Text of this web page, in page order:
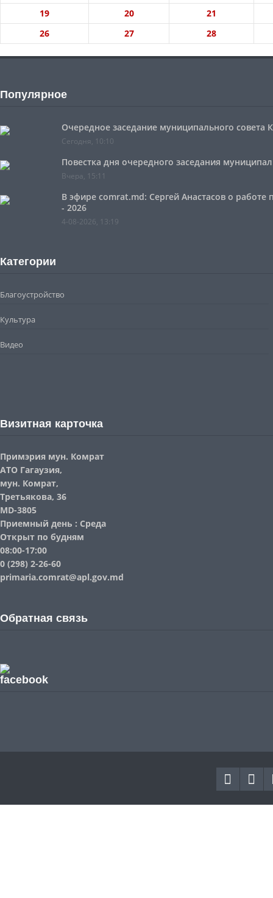
19
20
21
26
27 28
Популярное
Очередное заседание муниципального совета
Сегодня, 10:10
Повестка дня очередного заседания
Вчера, 15:11
В эфире comrat.md: Сергей Анастасов о
- 2026
4-08-2026, 13:19
Категории
Благоустройство
Культура
Видео
Визитная карточка
Примэрия мун. Комрат
АТО Гагаузия,
мун. Комрат,
Третьякова, 36
MD-3805
Приемный день : Среда
Открыт по будням
08:00-17:00
0 (298) 2-26-60
primaria.comrat@apl.gov.md
Обратная связь
facebook